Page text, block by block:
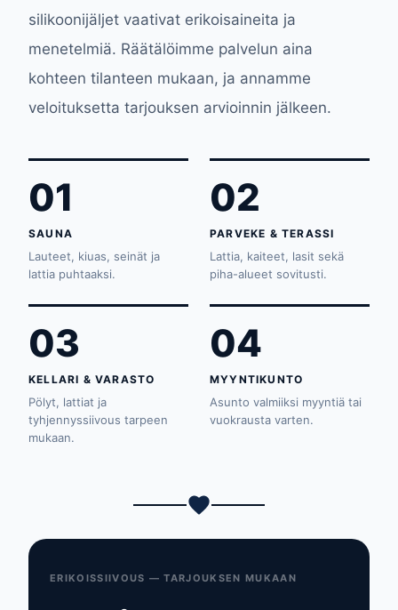
silikoonijäljet vaativat erikoisaineita ja
menetelmiä. Räätälöimme palvelun aina
kohteen tilanteen mukaan, ja annamme
veloituksetta tarjouksen arvioinnin jälkeen.
01
SAUNA
Lauteet, kiuas, seinät ja
lattia puhtaaksi.
02
PARVEKE & TERASSI
Lattia, kaiteet, lasit sekä
piha-alueet sovitusti.
03
KELLARI & VARASTO
Pölyt, lattiat ja
tyhjennyssiivous tarpeen
mukaan.
04
MYYNTIKUNTO
Asunto valmiiksi myyntiä tai
vuokrausta varten.
ERIKOISSIIVOUS — TARJOUKSEN MUKAAN